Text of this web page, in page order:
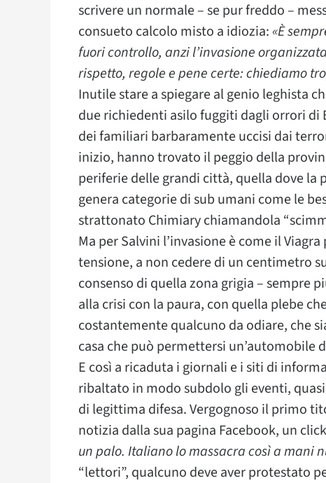
scrivere un normale – se pur freddo –
consueto calcolo misto a idiozia: «È
fuori controllo, anzi l’invasione
rispetto, regole e pene certe: chiediamo
Inutile stare a spiegare al genio leghista
due richiedenti asilo fuggiti dagli orrori di
dei familiari barbaramente uccisi dai
inizio, hanno trovato il peggio della
periferie delle grandi città, quella dove la
genera categorie di sub umani come le
strattonato Chimiary chiamandola
Ma per Salvini l’invasione è come il
tensione, a non cedere di un centimetro
consenso di quella zona grigia – sempre
alla crisi con la paura, con quella plebe
costantemente qualcuno da odiare, che
casa che può permettersi un’automobile
E così a ricaduta i giornali e i siti di
ribaltato in modo subdolo gli eventi,
di legittima difesa. Vergognoso il primo
notizia dalla sua pagina Facebook, un
un palo. Italiano lo massacra così a mani
“lettori”, qualcuno deve aver protestato